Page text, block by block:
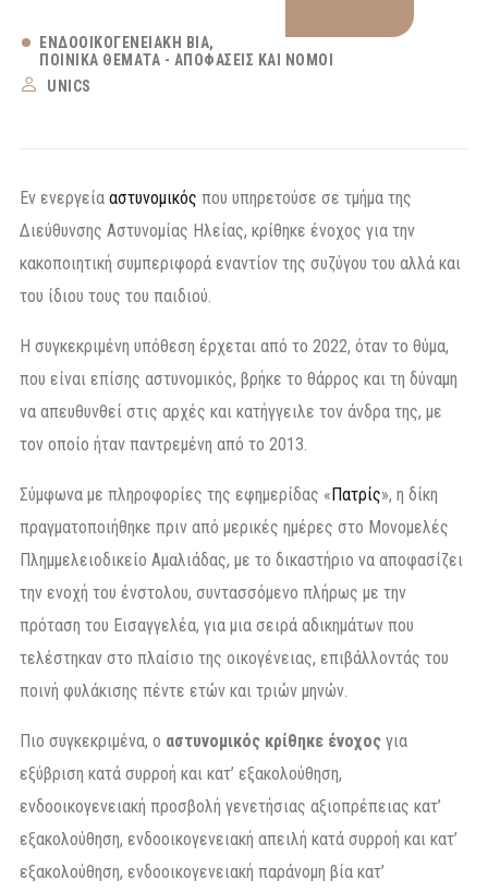
ΕΝΔΟΟΙΚΟΓΕΝΕΙΑΚΉ ΒΊΑ
ΠΟΙΝΙΚΆ ΘΈΜΑΤΑ - ΑΠΟΦΆΣΕΙΣ ΚΑΙ ΝΌΜΟΙ
UNICS
Εν ενεργεία αστυνομικός που υπηρετούσε σε τμήμα της
Διεύθυνσης Αστυνομίας Ηλείας, κρίθηκε ένοχος για την
κακοποιητική συμπεριφορά εναντίον της συζύγου του αλλά και
του ίδιου τους του παιδιού.
Η συγκεκριμένη υπόθεση έρχεται από το 2022, όταν το θύμα,
που είναι επίσης αστυνομικός, βρήκε το θάρρος και τη δύναμη
να απευθυνθεί στις αρχές και κατήγγειλε τον άνδρα της, με
τον οποίο ήταν παντρεμένη από το 2013.
Σύμφωνα με πληροφορίες της εφημερίδας «Πατρίς», η δίκη
πραγματοποιήθηκε πριν από μερικές ημέρες στο Μονομελές
Πλημμελειοδικείο Αμαλιάδας, με το δικαστήριο να αποφασίζει
την ενοχή του ένστολου, συντασσόμενο πλήρως με την
πρόταση του Εισαγγελέα, για μια σειρά αδικημάτων που
τελέστηκαν στο πλαίσιο της οικογένειας, επιβάλλοντάς του
ποινή φυλάκισης πέντε ετών και τριών μηνών.
Πιο συγκεκριμένα, ο αστυνομικός κρίθηκε ένοχος για
εξύβριση κατά συρροή και κατ’ εξακολούθηση,
ενδοοικογενειακή προσβολή γενετήσιας αξιοπρέπειας κατ’
εξακολούθηση, ενδοοικογενειακή απειλή κατά συρροή και κατ’
εξακολούθηση, ενδοοικογενειακή παράνομη βία κατ’